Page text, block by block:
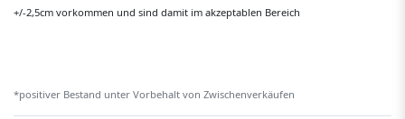
+/-2,5cm vorkommen und sind damit im akzeptablen Bereich
*positiver Bestand unter Vorbehalt von Zwischenverkäufen